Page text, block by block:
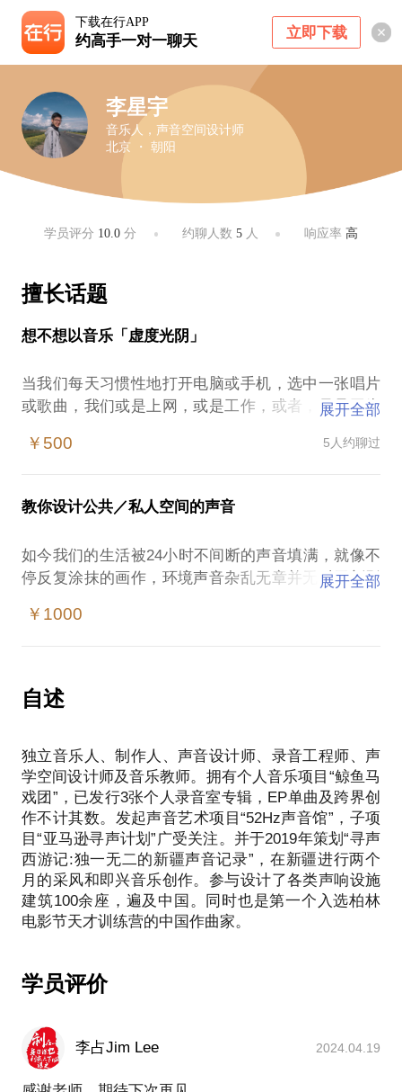
下载在行APP
约高手一对一聊天 立即下载
李星宇
音乐人，声音空间设计师
北京 ・ 朝阳
学员评分 10.0 分 约聊人数 5人 响应率 高
擅长话题
想不想以音乐「虚度光阴」
当我们每天习惯性地打开电脑或手机，选中一张唱片
或歌曲，我们或是上网，或是工作，或者，只是因为
头到尾地欣赏他们？在节奏如此迅速的城市里，我们
记得在我发行第二张专辑的时候，我最终取消了作为
常规载体的CD，而选择黑胶及数字下载的方式。几个
也是一厢情愿，但我希望可以带给每一个买我专辑的
人一种“新”的感受。
我们曾为一张稀有的唱片聚在一起，谈天说地，细细
的湖水发呆。那样的快乐，如今都迷失在了所谓“有
是的，我不会给你任何就业指导，也不会教你如何用
一分钟写出一首歌曲。我所做的只是去“浪费”你的时
展开全部
￥500 5人约聊过
教你设计公共／私人空间的声音
如今我们的生活被24小时不间断的声音填满，就像不
停反复涂抹的画作，环境声音杂乱无章并无时无刻影
当我们进入餐厅，或者书店、画廊甚至公共广场，我
我们的心情大打折扣。但我们会乐于接受轻声低语，
又或者是舒服的水流声，风吹过树叶的沙沙声。
如果你觉得它足够重要的话。
我能帮助你：
控制环境噪声；
设计声音景观；
展开全部
￥1000
自述
独立音乐人、制作人、声音设计师、录音工程师、声
学空间设计师及音乐教师。拥有个人音乐项目“鲸鱼马
戏团”，已发行3张个人录音室专辑，EP单曲及跨界创
作不计其数。发起声音艺术项目“52Hz声音馆”，子项
目“亚马逊寻声计划”广受关注。并于2019年策划“寻声
西游记:独一无二的新疆声音记录”，在新疆进行两个
月的采风和即兴音乐创作。参与设计了各类声响设施
建筑100余座，遍及中国。同时也是第一个入选柏林
学员评价
李占Jim Lee 2024.04.19